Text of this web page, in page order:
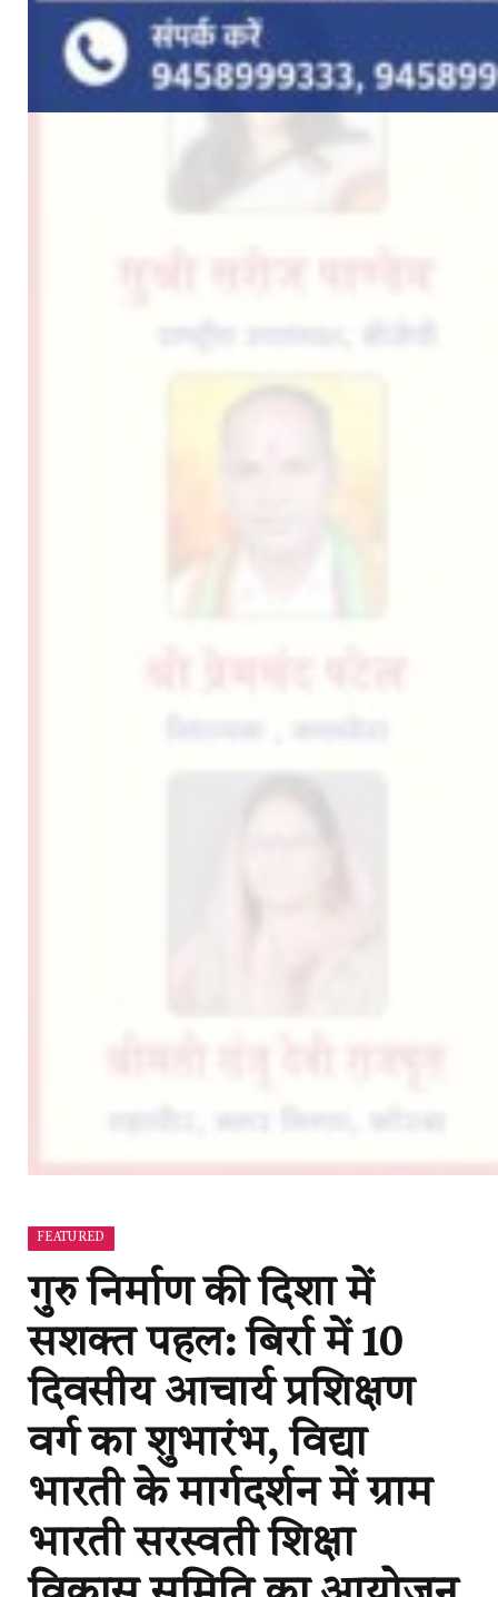
FEATURED
गुरु निर्माण की दिशा में
सशक्त पहल: बिर्रा में 10
दिवसीय आचार्य प्रशिक्षण
वर्ग का शुभारंभ, विद्या
भारती के मार्गदर्शन में ग्राम
भारती सरस्वती शिक्षा